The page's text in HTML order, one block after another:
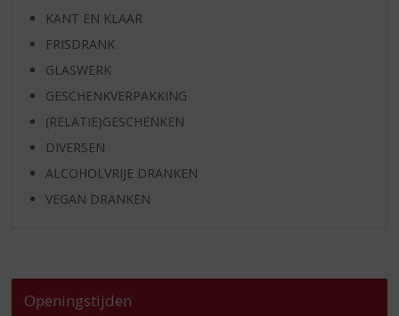
KANT EN KLAAR
FRISDRANK
GLASWERK
GESCHENKVERPAKKING
(RELATIE)GESCHENKEN
DIVERSEN
ALCOHOLVRIJE DRANKEN
VEGAN DRANKEN
Openingstijden